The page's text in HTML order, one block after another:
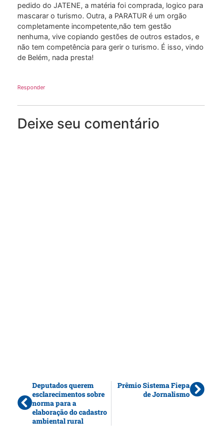
pedido do JATENE, a matéria foi comprada, logico para
mascarar o turismo. Outra, a PARATUR é um orgão
completamente incompetente,não tem gestão
nenhuma, vive copiando gestões de outros estados, e
não tem competência para gerir o turismo. É isso, vindo
de Belém, nada presta!
Responder
Deixe seu comentário
Deputados querem
esclarecimentos sobre
norma para a
elaboração do cadastro
ambiental rural
Prêmio Sistema Fiepa
de Jornalismo